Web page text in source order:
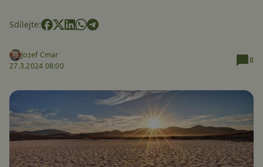
Sdílejte:
Jozef Cmar
27.3.2024 08:00
8